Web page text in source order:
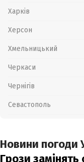
Харків
Херсон
Хмельницький
Черкаси
Чернігів
Севастополь
Новини погоди
Грози замінять